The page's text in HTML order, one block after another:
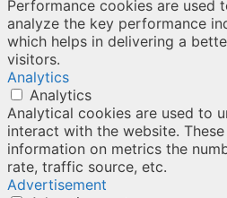
Performance cookies are used
analyze the key performance
which helps in delivering a
visitors.
Analytics
Analytics
Analytical cookies are used to
interact with the website.
information on metrics the
rate, traffic source, etc.
Advertisement